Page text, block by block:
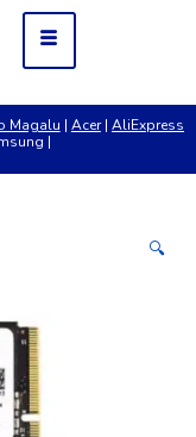
Magalu | Acer|AliExpress
|
🔍